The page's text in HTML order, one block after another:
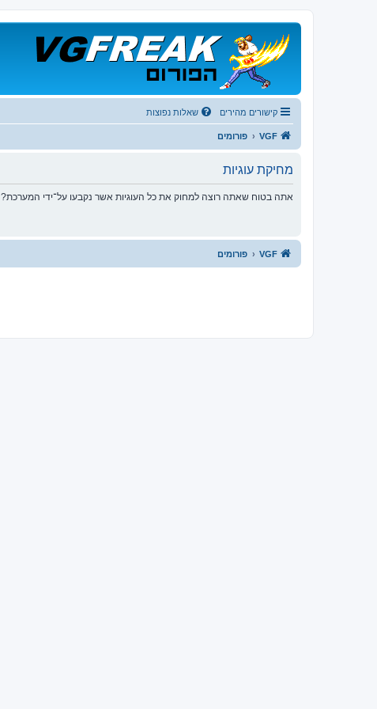
קישורים מהירים שאלות נפוצות
VGF פורומים
מחיקת עוגיות
אתה בטוח שאתה רוצה למחוק את כל העוגיות אשר נקבעו על־ידי המערכת?
VGF פורומים